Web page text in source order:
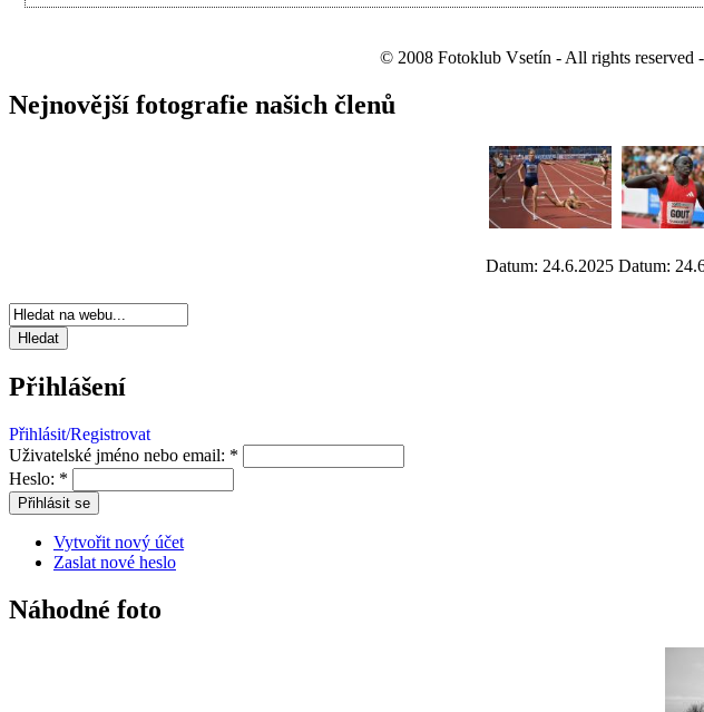
© 2008 Fotoklub Vsetín - All rights reserved -
Nejnovější fotografie našich členů
Datum: 24.6.2025 Datum:
Přihlášení
Přihlásit/Registrovat
Uživatelské jméno nebo email: *
Heslo: *
Vytvořit nový účet
Zaslat nové heslo
Náhodné foto